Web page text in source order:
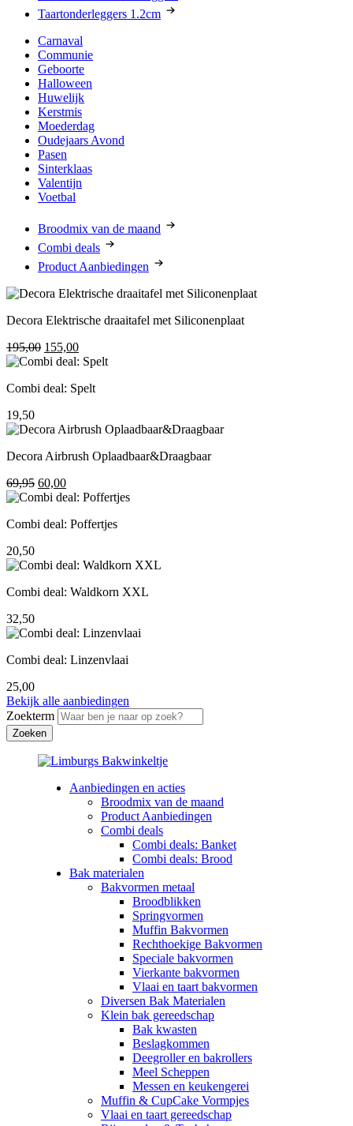
Taartonderleggers 1.2cm
Carnaval
Communie
Geboorte
Halloween
Huwelijk
Kerstmis
Moederdag
Oudejaars Avond
Pasen
Sinterklaas
Valentijn
Voetbal
Broodmix van de maand
Combi deals
Product Aanbiedingen
Decora Elektrische draaitafel met Siliconenplaat
195,00 Oorspronkelijke
prijs
195,00.
155,00Huidige
prijs
155,00.
Combi deal: Spelt
19,50
Decora Airbrush Oplaadbaar&Draagbaar
69,95 Oorspronkelijke
prijs
69,95.
60,00Huidige
prijs
60,00.
Combi deal: Poffertjes
20,50
Combi deal: Waldkorn XXL
32,50
Combi deal: Linzenvlaai
25,00
Bekijk alle aanbiedingen
Zoekterm
Aanbiedingen en acties
Broodmix van de maand
Product Aanbiedingen
Combi deals
Combi deals: Banket
Combi deals: Brood
Bak materialen
Bakvormen metaal
Broodblikken
Springvormen
Muffin Bakvormen
Rechthoekige Bakvormen
Speciale bakvormen
Vierkante bakvormen
Vlaai en taart bakvormen
Diversen Bak Materialen
Klein bak gereedschap
Bak kwasten
Beslagkommen
Deegroller en bakrollers
Meel Scheppen
Messen en keukengerei
Muffin & CupCake Vormpjes
Vlaai en taart gereedschap